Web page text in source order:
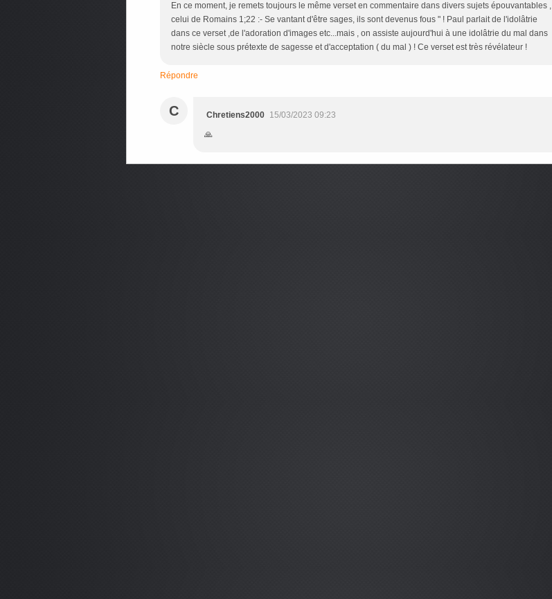
En ce moment, je remets toujours le même verset en commentaire dans divers sujets épouvantables ,
celui de Romains 1;22 :- Se vantant d'être sages, ils sont devenus fous " ! Paul parlait de l'idolâtrie
dans ce verset ,de l'adoration d'images etc...mais , on assiste aujourd'hui à une idolâtrie du mal dans
notre siècle sous prétexte de sagesse et d'acceptation ( du mal ) ! Ce verset est très révélateur !
Répondre
C Chretiens2000 15/03/2023 09:23
🙏